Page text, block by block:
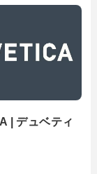
| デュベティ